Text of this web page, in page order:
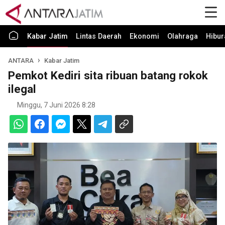
Kabar Jatim Lintas Daerah Ekonomi Olahraga
ANTARA Kabar Jatim
Pemkot Kediri sita ribuan batang rokok
ilegal
Minggu, 7 Juni 2026 8:28